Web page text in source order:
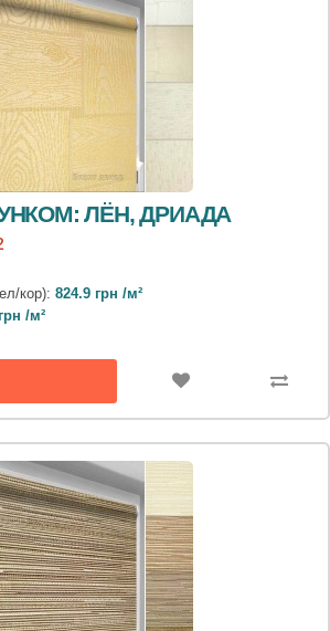
ЛЁН, ДРИАДА
кор): 824.9 грн /м²
/м²